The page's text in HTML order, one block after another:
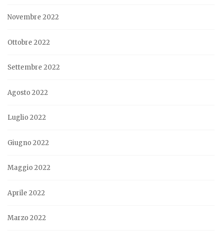
Novembre 2022
Ottobre 2022
Settembre 2022
Agosto 2022
Luglio 2022
Giugno 2022
Maggio 2022
Aprile 2022
Marzo 2022